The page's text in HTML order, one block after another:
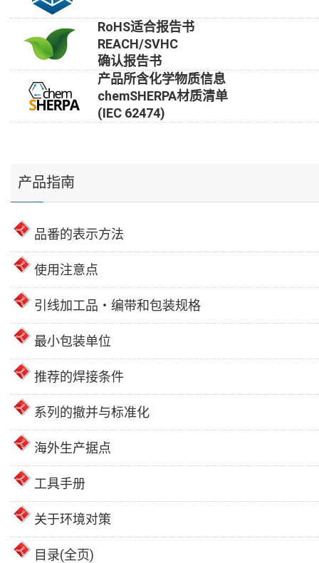
RoHS适合报告书
REACH/SVHC
确认报告书
产品所含化学物质信息
chemSHERPA材质清单
(IEC 62474)
产品指南
品番的表示方法
使用注意点
引线加工品・编带和包装规格
最小包装单位
推荐的焊接条件
系列的撤并与标准化
海外生产据点
工具手册
关于环境对策
目录(全页)